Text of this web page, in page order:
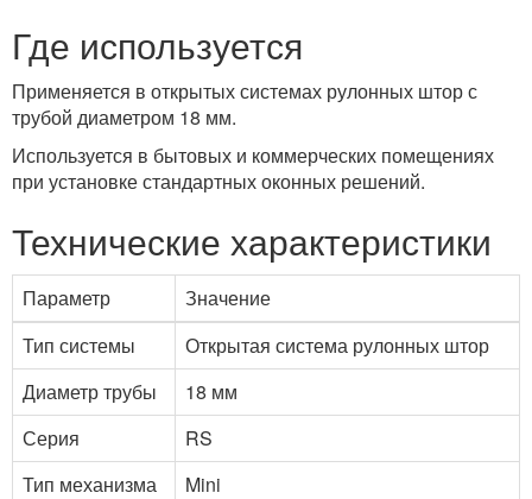
Где используется
Применяется в открытых системах рулонных штор с
трубой диаметром 18 мм.
Используется в бытовых и коммерческих помещениях
при установке стандартных оконных решений.
Технические характеристики
Параметр
Значение
Тип системы
Открытая система рулонных штор
Диаметр трубы
18 мм
Серия
RS
Тип механизма
Mini